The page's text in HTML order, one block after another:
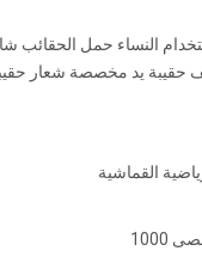
النساء حمل الحقائب
حقيبة يد مخصصة شعار
القماشية